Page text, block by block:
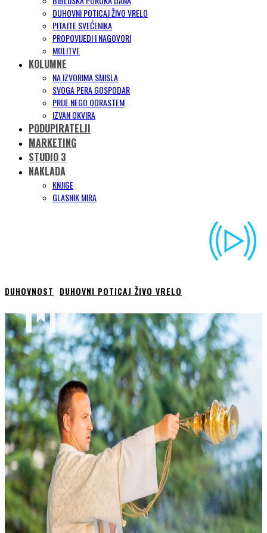
DUHOVNI POTICAJ ŽIVO VRELO
PITAJTE SVEĆENIKA
PROPOVIJEDI I NAGOVORI
MOLITVE
KOLUMNE
NA IZVORIMA SMISLA
SVOGA PERA GOSPODAR
PRIJE NEGO ODRASTEM
IZVAN OKVIRA
PODUPIRATELJI
MARKETING
STUDIO 3
NAKLADA
KNJIGE
GLASNIK MIRA
DUHOVNOST DUHOVNI POTICAJ ŽIVO VRELO